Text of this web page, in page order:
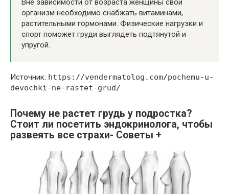
организм необходимо снабжать витаминами,
растительными гормонами. Физические нагрузки и
спорт поможет груди выглядеть подтянутой и
упругой.
Источник: https://vendermatolog.com/pochemu-u-
devochki-ne-rastet-grud/
Почему не растет грудь у подростка?
Стоит ли посетить эндокринолога, чтобы
развеять все страхи- Советы +